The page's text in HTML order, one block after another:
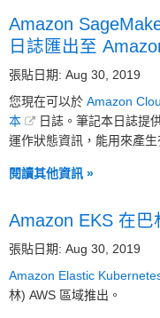
Amazon
日誌匯出至
張貼日期: Aug 30, 2019
您現在可以於 Amazon
本
日誌。筆記本日誌提
運作狀態資訊，能用來產
閱讀其他資訊 »
Amazon EKS 在巴
張貼日期: Aug 30, 2019
Amazon Elastic
林) AWS 區域推出。